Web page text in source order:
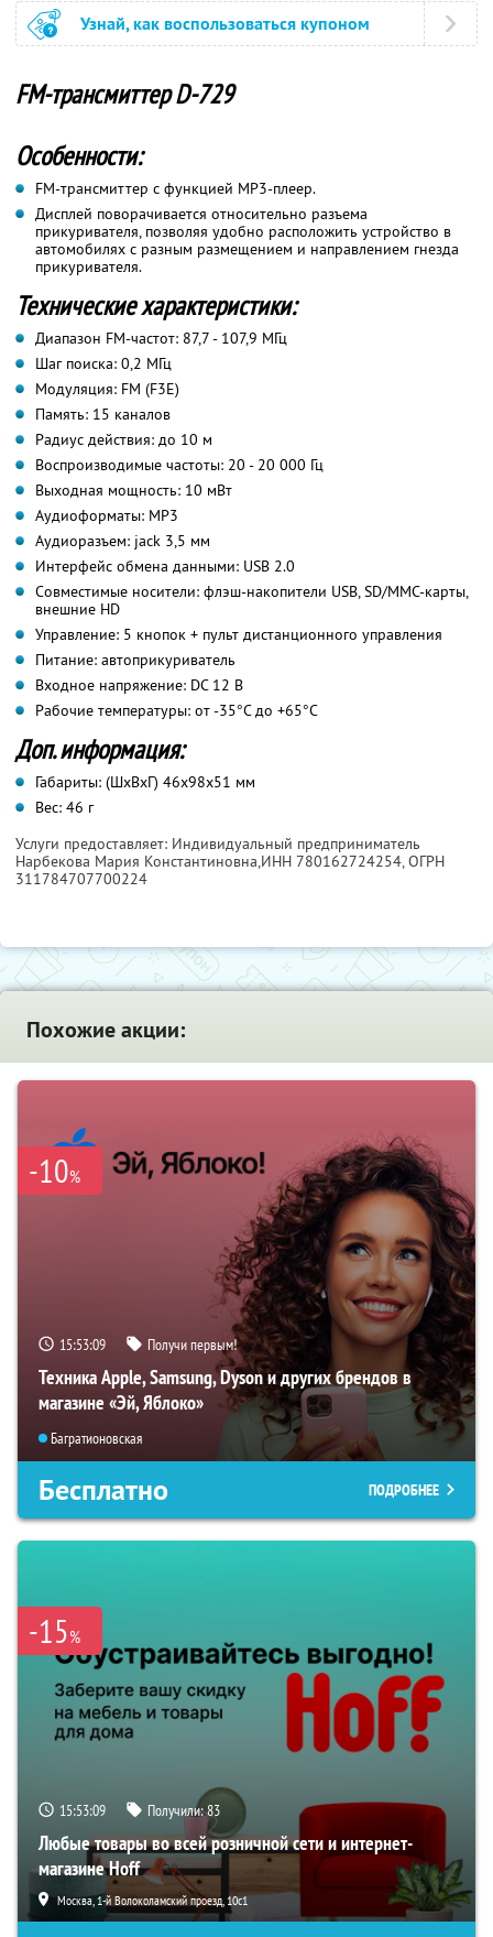
Узнай, как воспользоваться купоном
FM-трансмиттер D-729
Особенности:
FM-трансмиттер с функцией MP3-плеер.
Дисплей поворачивается относительно разъема
прикуривателя, позволяя удобно расположить устройство в
автомобилях с разным размещением и направлением гнезда
прикуривателя.
Технические характеристики:
Диапазон FM-частот: 87,7 - 107,9 МГц
Шаг поиска: 0,2 МГц
Модуляция: FM (F3E)
Память: 15 каналов
Радиус действия: до 10 м
Воспроизводимые частоты: 20 - 20 000 Гц
Выходная мощность: 10 мВт
Аудиоформаты: MP3
Аудиоразъем: jack 3,5 мм
Интерфейс обмена данными: USB 2.0
Совместимые носители: флэш-накопители USB, SD/MMC-карты,
внешние HD
Управление: 5 кнопок + пульт дистанционного управления
Питание: автоприкуриватель
Входное напряжение: DC 12 В
Рабочие температуры: от -35°С до +65°С
Доп. информация:
Габариты: (ШхВхГ) 46х98х51 мм
Вес: 46 г
Услуги предоставляет: Индивидуальный предприниматель
Нарбекова Мария Константиновна,ИНН 780162724254, ОГРН
311784707700224
Похожие акции:
-10%
15:53:08 Получи первым!
Техника Apple, Samsung, Dyson и других брендов в
магазине «Эй, Яблоко»
Багратионовская
Бесплатно ПОДРОБНЕЕ
-15%
15:53:08 Получили:83
Любые товары во всей розничной сети и интернет-
магазине Hoff
Москва, 1-й Волоколамский проезд, 10с1